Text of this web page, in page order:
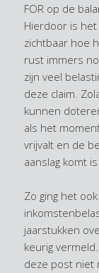
FOR op de
Hierdoor is
zichtbaar hoe
rust immers
zijn veel
deze claim.
kunnen
als het
vrijvalt en de
aanslag komt
Zo ging het
jaarstukken
keurig
deze post niet